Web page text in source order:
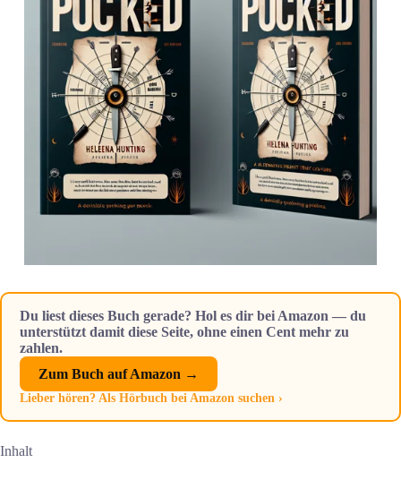
Du liest dieses Buch gerade? Hol es dir bei Amazon — du
unterstützt damit diese Seite, ohne einen Cent mehr zu
zahlen.
Zum Buch auf Amazon →
Lieber hören? Als Hörbuch bei Amazon suchen ›
Inhalt